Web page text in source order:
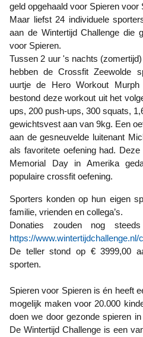
geld opgehaald voor Spieren voor
Maar liefst 24 individuele
aan de Wintertijd Challenge die
voor Spieren.
Tussen 2 uur 's nachts
hebben de Crossfit Zeewolde
uurtje de Hero Workout
bestond deze workout uit het
ups, 200 push-ups, 300 squats,
gewichtsvest aan van 9kg. Een
aan de gesneuvelde luitenant
als favoritete oefening had.
Memorial Day in Amerika
populaire crossfit oefening.
Sporters konden op hun eigen sponsorpagina geld ophalen bij
familie, vrienden en collega’s.
Donaties zouden nog
https://
De teller stond op € 3999,00
sporten.
Spieren voor Spieren is én heeft
mogelijk maken voor 20.000
doen we door gezonde spieren
De Wintertijd Challenge is een